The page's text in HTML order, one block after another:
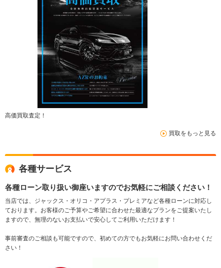
高価買取査定！
買取をもっと見る
各種サービス
各種ローン取り扱い御座いますのでお気軽にご相談ください！
当店では、ジャックス・オリコ・アプラス・プレミアなど各種ローンに対応し
ております。お客様のご予算やご希望に合わせた最適なプランをご提案いたし
ますので、無理のないお支払いで安心してご利用いただけます！
事前審査のご相談も可能ですので、初めての方でもお気軽にお問い合わせくだ
さい！